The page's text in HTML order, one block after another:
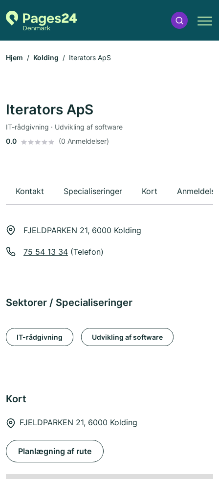
Hjem Kolding Iterators ApS
Iterators ApS
IT-rådgivning · Udvikling af software
0.0
(0 Anmeldelser)
Kontakt Specialiseringer Kort
FJELDPARKEN 21, 6000 Kolding
75 54 13 34 (Telefon)
Sektorer / Specialiseringer
IT-rådgivning Udvikling af software
Kort
FJELDPARKEN 21, 6000 Kolding
Planlægning af rute